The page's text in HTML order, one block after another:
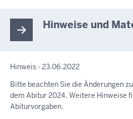
Hinweise und
Hinweis - 23.06.2022
Bitte beachten Sie die Änderungen
dem Abitur 2024. Weitere Hinweise
Abiturvorgaben.